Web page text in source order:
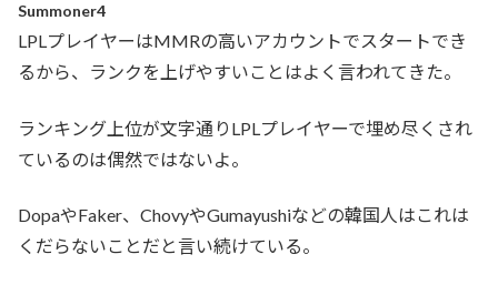
Summoner4
LPLプレイヤーはMMRの高いアカウントでスタートでき
るから、ランクを上げやすいことはよく言われてきた。
ランキング上位が文字通りLPLプレイヤーで埋め尽くされ
ているのは偶然ではないよ。
DopaやFaker、ChovyやGumayushiなどの韓国人はこれは
くだらないことだと言い続けている。